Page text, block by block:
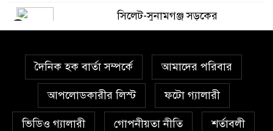
‎সিলেট-সুনামগঞ্জ সড়কের
জাউয়াবাজারে ট্রাক দুর্ঘটনা, ক্ষতিগ্রস্ত
নিষিদ্ধ ছাত্রলীগের নেতাকর্মীদের
হামলায় ছাত্রদলের ১০ নেতাকর্মী
হাসপাতালে
দৈনিক হক বার্তা সম্পর্কে আমাদের পরিবার
আপলোডকারীর লিস্ট ফটো গ্যালারী
ভিডিও গ্যালারী গোপনীয়তা নীতি শর্তাবলী